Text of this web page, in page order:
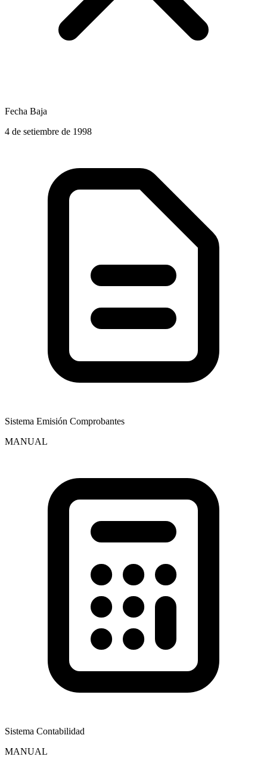
Fecha Baja
4 de setiembre de 1998
Sistema Emisión Comprobantes
MANUAL
Sistema Contabilidad
MANUAL